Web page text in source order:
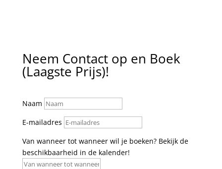
Neem Contact op en Boek
(Laagste Prijs)!
Naam
E-mailadres
Van wanneer tot wanneer wil je boeken? Bekijk de
beschikbaarheid in de kalender!